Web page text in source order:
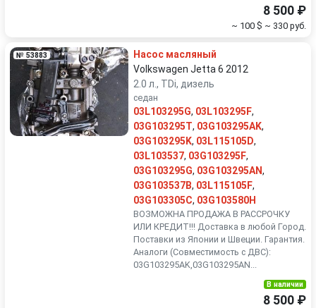
8 500 ₽
~ 100 $ ~ 330 руб.
№ 53883
Насос масляный
Volkswagen Jetta 6 2012
2.0 л., TDi, дизель
седан
03L103295G, 03L103295F,
03G103295T, 03G103295AK,
03G103295K, 03L115105D,
03L103537, 03G103295F,
03G103295G, 03G103295AN,
03G103537B, 03L115105F,
03G103305C, 03G103580H
ВОЗМОЖНА ПРОДАЖА В РАССРОЧКУ
ИЛИ КРЕДИТ!!! Доставка в любой Город.
Поставки из Японии и Швеции. Гарантия.
Аналоги (Совместимость с ДВС):
03G103295AK,03G103295AN...
В наличии
8 500 ₽